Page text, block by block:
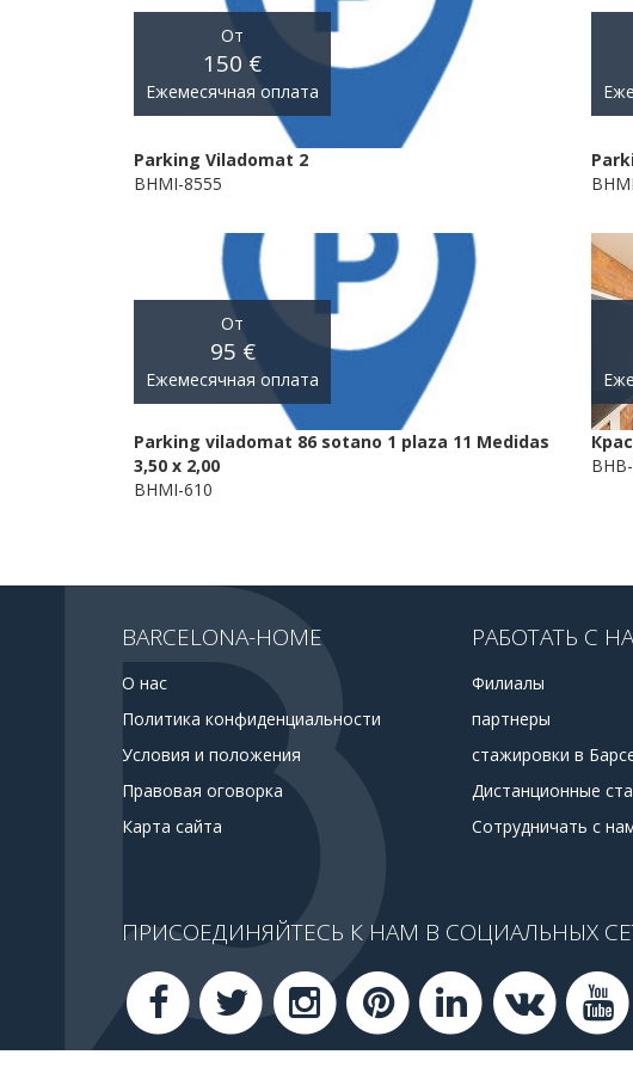
От
150 €
Ежемесячная оплата
Parking Viladomat 2
BHMI-8555
От
95 €
Ежемесячная оплата
Parking viladomat 86 sotano 1 plaza 11 Medidas
3,50 x 2,00
BHMI-610
BARCELONA-HOME
О нас
Политика конфиденциальности
Условия и положения
Правовая оговорка
Карта сайта
РАБОТАТЬ С
Филиалы
партнеры
стажировки в
Дистанционные
Сотрудничать с
ПРИСОЕДИНЯЙТЕСЬ К НАМ В СОЦИАЛЬНЫХ